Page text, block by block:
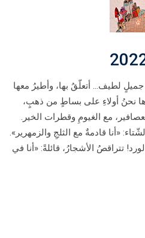
لطيف… أتعلّقُ بها، وأطيرُ معها
ها نحنُ أولاءِ على بساطٍ من ذهبٍ،
مع الغيومِ وقطرات الخير.
«أنا قادمةٌ مع الثلجِ والزمهرير».
تتراقصُ الأشجارُ، قائلةً: «أنا في